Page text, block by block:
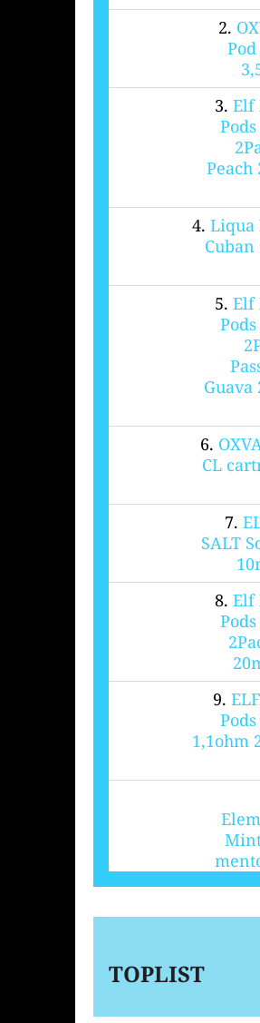
Elf
Peach
Liqua
Cuban
Elf
Guava
CL
SALT
Elf
1,1ohm
TOPLIST